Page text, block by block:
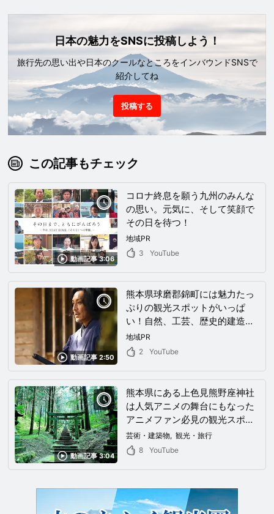
日本の魅力をSNSに投稿しよう！
旅行先の思い出や日本のクールなところをインバウンドSNSで
紹介してね
投稿する
この記事もチェック
動画記事 3:06
コロナ終息を願う九州のみんな
の思い。元気に、そして笑顔で
その日を待つ！
地域PR
3
YouTube
動画記事 2:50
熊本県球磨郡錦町には魅力たっ
ぷりの観光スポットがいっぱ
い！自然、工芸、歴史的建造
物・・・、熊本県錦町に訪れる
際に押さえておきたいチェック
地域PR
2
YouTube
動画記事 3:04
熊本県にある上色見熊野座神社
は人気アニメの舞台にもなった
アニメファン必見の観光スポッ
ト。まるで異世界へと繋がって
いるかのような神秘的な雰囲気
芸術・建築物
観光・旅行
8
YouTube